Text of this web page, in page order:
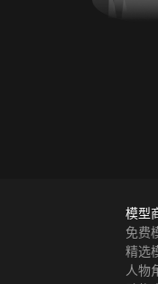
模型
免费
精选
人物